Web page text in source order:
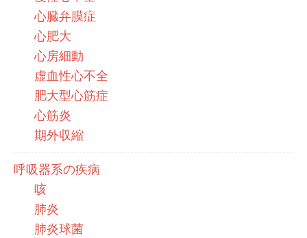
心臓弁膜症
心肥大
心房細動
虚血性心不全
肥大型心筋症
心筋炎
期外収縮
呼吸器系の疾病
咳
肺炎
肺炎球菌